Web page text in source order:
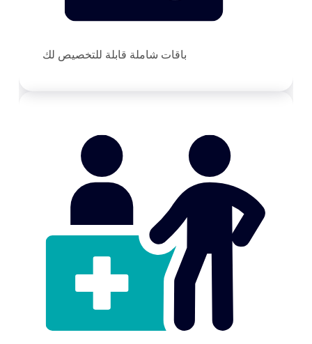
باقات شاملة قابلة للتخصيص لك